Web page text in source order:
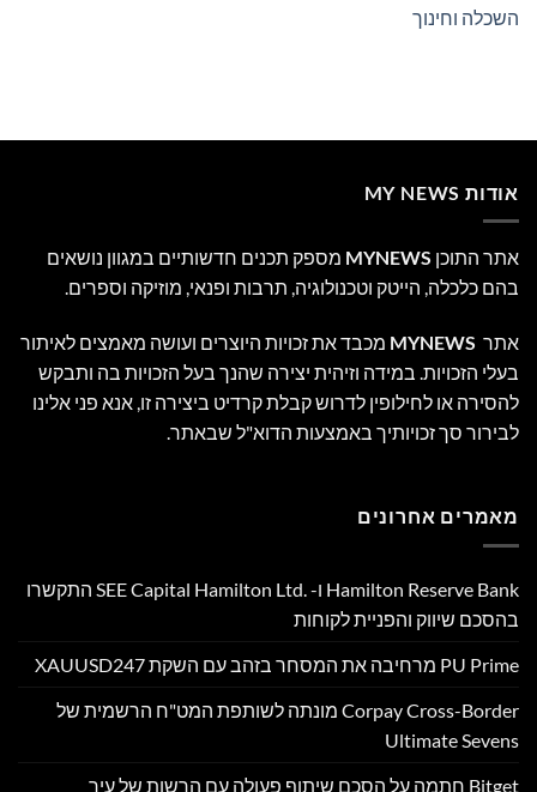
השכלה וחינוך
אודות MY NEWS
אתר התוכן MYNEWS מספק תכנים חדשותיים במגוון נושאים
בהם כלכלה, הייטק וטכנולוגיה, תרבות ופנאי, מוזיקה וספרים.
אתר MYNEWS מכבד את זכויות היוצרים ועושה מאמצים לאיתור
בעלי הזכויות. במידה וזיהית יצירה שהנך בעל הזכויות בה ותבקש
להסירה או לחילופין לדרוש קבלת קרדיט ביצירה זו, אנא פני אלינו
לבירור סך זכויותיך באמצעות הדוא"ל שבאתר.
מאמרים אחרונים
Hamilton Reserve Bank ו- SEE Capital Hamilton Ltd.‎ התקשרו
בהסכם שיווק והפניית לקוחות
PU Prime מרחיבה את המסחר בזהב עם השקת XAUUSD247
Corpay Cross-Border מונתה לשותפת המט"ח הרשמית של
Ultimate Sevens
Bitget חתמה על הסכם שיתוף פעולה עם הרשות של עיר